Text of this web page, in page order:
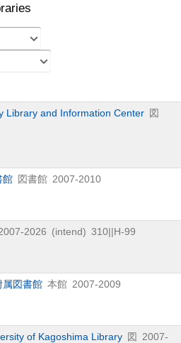
Library and Information Center 図
館 図書館 2007-2010
2026 (intend) 310||H-99
属図書館 本館 2007-2009
of Kagoshima Library 図 2007-